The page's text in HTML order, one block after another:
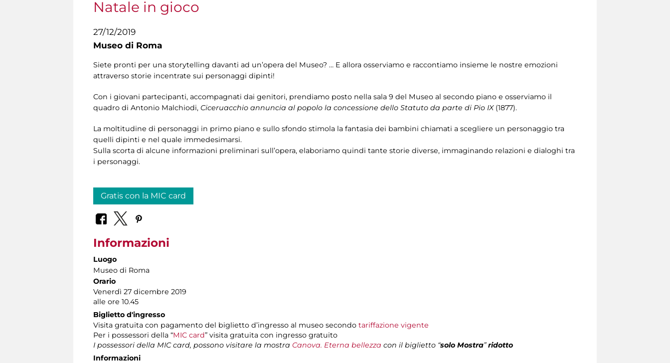
Natale in gioco
27/12/2019
Museo di Roma
Siete pronti per una storytelling davanti ad un’opera del Museo? … E allora osserviamo e raccontiamo insieme le nostre emozioni
attraverso storie incentrate sui personaggi dipinti!
Con i giovani partecipanti, accompagnati dai genitori, prendiamo posto nella sala 9 del Museo al secondo piano e osserviamo il
quadro di Antonio Malchiodi, Ciceruacchio annuncia al popolo la concessione dello Statuto da parte di Pio IX(1877).
La moltitudine di personaggi in primo piano e sullo sfondo stimola la fantasia dei bambini chiamati a scegliere un personaggio tra
quelli dipinti e nel quale immedesimarsi.
Sulla scorta di alcune informazioni preliminari sull’opera, elaboriamo quindi tante storie diverse, immaginando relazioni e dialoghi tra
i personaggi.
Gratis con la MIC card
Informazioni
Luogo
Museo di Roma
Orario
Venerdì 27 dicembre 2019
alle ore 10.45
Biglietto d'ingresso
Visita gratuita con pagamento del biglietto d’ingresso al museo secondo tariffazione vigente
Per i possessori della “MIC card” visita gratuita con ingresso gratuito
I possessori della MIC card, possono visitare la mostra Canova. Eterna bellezza con il biglietto “solo Mostra”ridotto
Informazioni